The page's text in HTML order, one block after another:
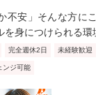
不安」そんな方
身につけられる環
完全週休2日 未経験歓迎
ンジ可能